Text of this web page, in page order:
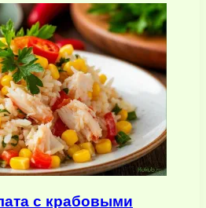
с крабовыми